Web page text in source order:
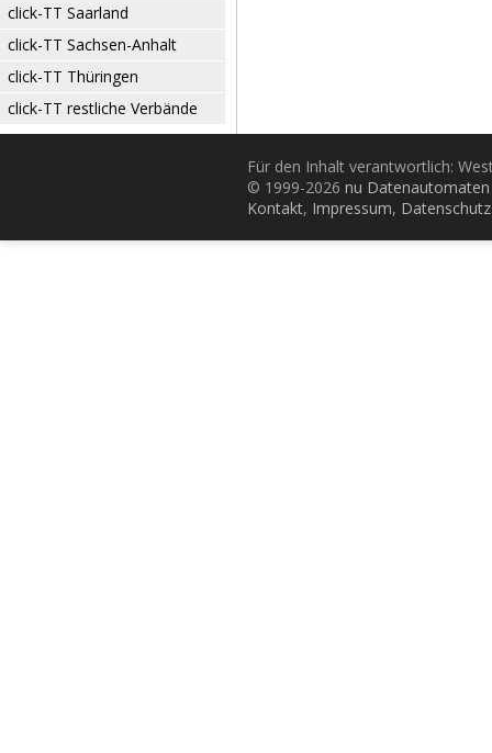
click-TT Saarland
click-TT Sachsen-Anhalt
click-TT Thüringen
click-TT restliche Verbände
Für den Inhalt verantwortlich:
© 1999-2026 nu
Kontakt, Impressum, Datenschutz